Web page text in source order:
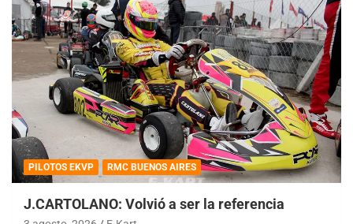
PILOTOS EKVP RMC BUENOS AIRES
J.CARTOLANO: Volvió a ser la referencia